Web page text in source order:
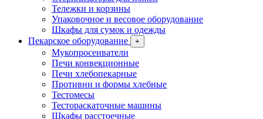
Тележки и корзины
Упаковочное и весовое оборудование
Шкафы для сумок и одежды
Пекарское оборудование
+
Мукопросеиватели
Печи конвекционные
Печи хлебопекарные
Противни и формы хлебные
Тестомесы
Тестораскаточные машины
Шкафы расстоечные